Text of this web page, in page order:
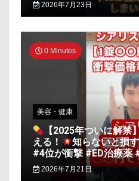
2026年7月23日
0 Minutes
美容・健康
【2025年ついに解禁
える！
知らないと損
#4位が衝撃 #ED治療薬
2026年7月21日